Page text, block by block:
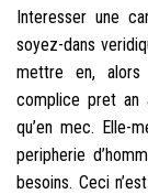
Interesser une
soyez-dans
mettre en, alors
complice pret
qu’en mec. Elle-
peripherie
besoins. Ceci